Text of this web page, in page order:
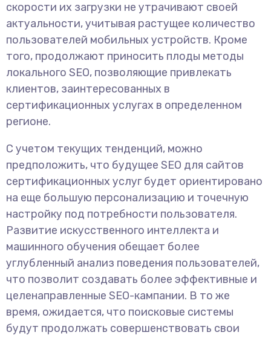
скорости их загрузки не утрачивают своей
актуальности, учитывая растущее количество
пользователей мобильных устройств. Кроме
того, продолжают приносить плоды методы
локального SEO, позволяющие привлекать
клиентов, заинтересованных в
сертификационных услугах в определенном
регионе.
С учетом текущих тенденций, можно
предположить, что будущее SEO для сайтов
сертификационных услуг будет ориентировано
на еще большую персонализацию и точечную
настройку под потребности пользователя.
Развитие искусственного интеллекта и
машинного обучения обещает более
углубленный анализ поведения пользователей,
что позволит создавать более эффективные и
целенаправленные SEO-кампании. В то же
время, ожидается, что поисковые системы
будут продолжать совершенствовать свои